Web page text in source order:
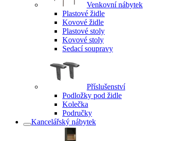
Venkovní nábytek
Plastové židle
Kovové židle
Plastové stoly
Kovové stoly
Sedací soupravy
Příslušenství
Podložky pod židle
Kolečka
Područky
Kancelářský nábytek